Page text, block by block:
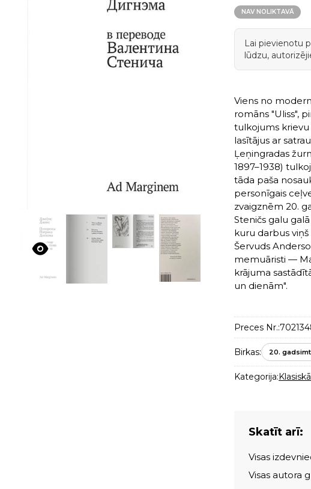
NAV NOLIKTAVĀ
Lai pievienotu
lūdzu,
Viens no
romāns "Uliss",
tulkojums krievu
lasītājus ar
Ļeņingradas
1897–1938)
tāda paša
personīgais
zvaigznēm 20.
Steničs galu
kuru darbus
Šervuds
memuāristi —
krājuma
un dienām".
Preces Nr.:
Birkas: 20.
Kategorija:
Skatīt arī:
Visas
Visas autora